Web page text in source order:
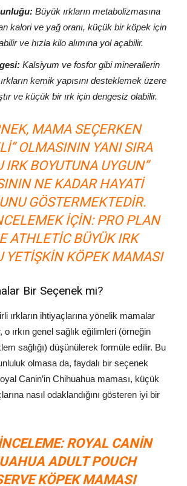
Büyük ırkların metabolizmasına
kalori ve yağ oranı, küçük bir köpek için
ve hızla kilo alımına yol açabilir.
Kalsiyum ve fosfor gibi minerallerin
kemik yapısını desteklemek üzere
ve küçük bir ırk için dengesiz olabilir.
MAMA SEÇERKEN
OLMASININ YANI SIRA
IRK BOYUTUNA UYGUN”
NE KADAR HAYATI
GÖSTERMEKTEDIR.
IÇIN: PRO PLAN
ATHLETIC BÜYÜK IRK
YETIŞKIN KÖPEK MAMASI
Bir Seçenek mi?
ırkların ihtiyaçlarına yönelik mamalar
ırkın genel sağlık eğilimleri (örneğin
sağlığı) düşünülerek formüle edilir. Bu
olmasa da, faydalı bir seçenek
Canin’in Chihuahua maması, küçük
nasıl odaklandığını gösteren iyi bir
ROYAL CANIN
ADULT POUCH
KÖPEK MAMASI